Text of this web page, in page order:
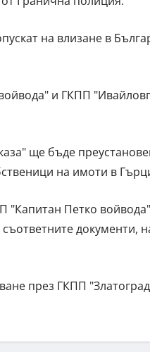
на влизане в
и ГКПП
ще бъде
на имоти в
Петко
документи,
през ГКПП